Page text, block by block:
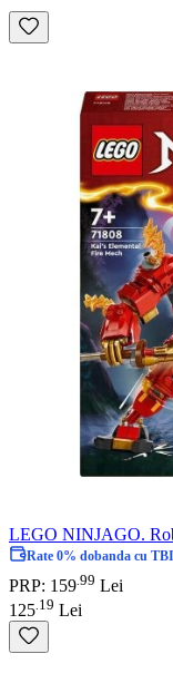
LEGO NINJAGO.
Rate 0% dobanda cu TBI
PRP: 159 99 Lei
125 19 Lei